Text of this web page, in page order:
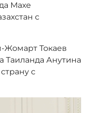
Махе
с
Жомарт Токаев
Таиланда Анутина
с